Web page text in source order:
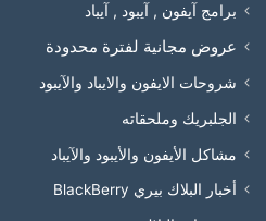
برامج آيفون , آيبود , آيباد
عروض مجانية لفترة محدودة
شروحات الايفون والايباد والآيبود
الجلبريك وملحقاته
مشاكل الأيفون والأيبود والآيباد
أخبار البلاك بيري BlackBerry